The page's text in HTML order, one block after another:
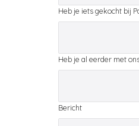
Heb je iets gekocht bij
Heb je al eerder met
Bericht